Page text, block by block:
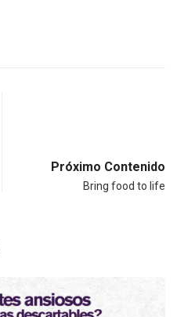
Próximo Contenido
Bring food to life